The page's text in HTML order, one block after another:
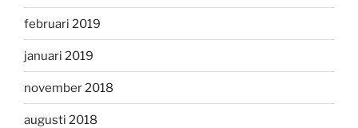
februari 2019
januari 2019
november 2018
augusti 2018